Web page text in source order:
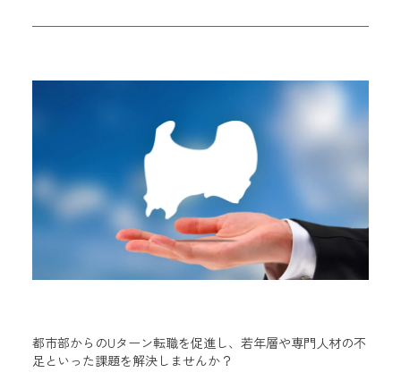
都市部からのUターン転職を促進し、若年層や専門人材の不
足といった課題を解決しませんか？